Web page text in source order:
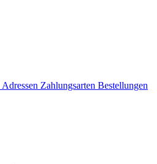
Adressen Zahlungsarten Bestellungen